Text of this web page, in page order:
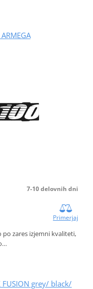
7-10 delovnih dni
Primerjaj
po zares izjemni kvaliteti,
FUSION grey/ black/